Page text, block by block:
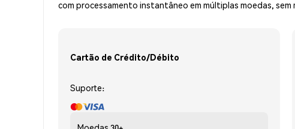
com processamento instantâneo em múltiplas moedas,
Cartão de Crédito/Débito
Suporte: